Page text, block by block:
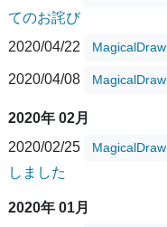
てのお詫び
2020/04/22
MagicalDraw
2020/04/08 MagicalDraw
2020年 02月
2020/02/25
MagicalDraw
しました
2020年 01月